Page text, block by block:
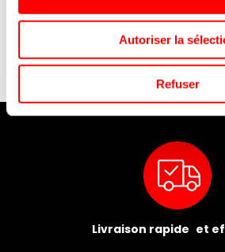
Autoriser la
Refuser
Livraison rapide et